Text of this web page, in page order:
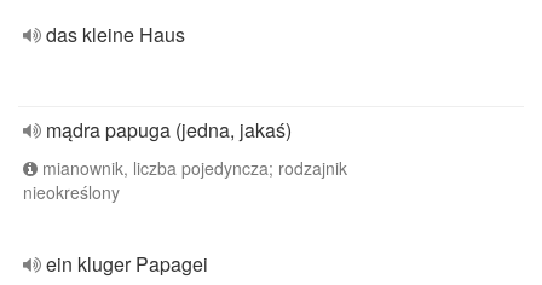
das kleine Haus
mądra papuga (jedna, jakaś)
mianownik, liczba pojedyncza; rodzajnik
nieokreślony
ein kluger Papagei